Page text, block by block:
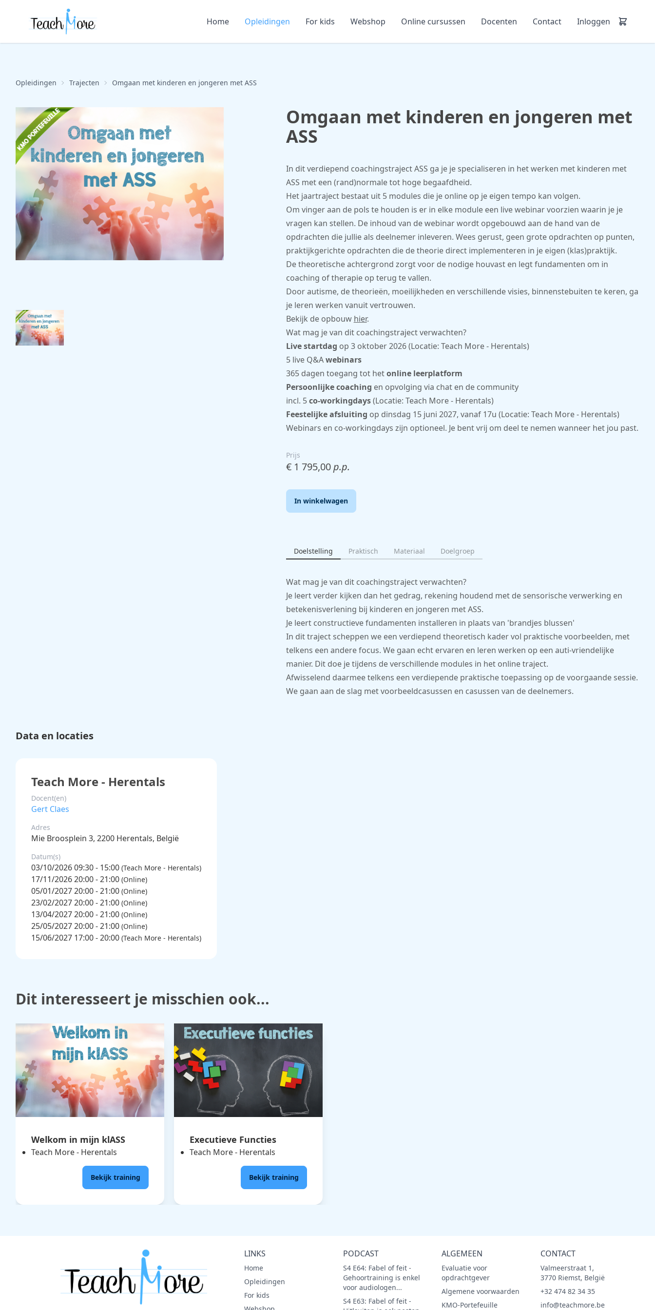
Home Opleidingen For kids Webshop Online cursussen Docenten Contact Inloggen
Opleidingen Trajecten Omgaan met kinderen en jongeren met ASS
Omgaan met kinderen en jongeren met
ASS
In dit verdiepend coachingstraject ASS ga je je specialiseren in het werken met kinderen met
ASS met een (rand)normale tot hoge begaafdheid.
Het jaartraject bestaat uit 5 modules die je online op je eigen tempo kan volgen.
Om vinger aan de pols te houden is er in elke module een live webinar voorzien waarin je je
vragen kan stellen. De inhoud van de webinar wordt opgebouwd aan de hand van de
opdrachten die jullie als deelnemer inleveren. Wees gerust, geen grote opdrachten op punten,
praktijkgerichte opdrachten die de theorie direct implementeren in je eigen (klas)praktijk.
De theoretische achtergrond zorgt voor de nodige houvast en legt fundamenten om in
coaching of therapie op terug te vallen.
Door autisme, de theorieën, moeilijkheden en verschillende visies, binnenstebuiten te keren, ga
je leren werken vanuit vertrouwen.
Bekijk de opbouw hier.
Wat mag je van dit coachingstraject verwachten?
Livestartdag op 3 oktober 2026 (Locatie: Teach More - Herentals)
5 live Q&Awebinars
365 dagen toegang tot hetonline leerplatform
Persoonlijkecoaching en opvolging via chat en de community
incl. 5co-workingdays(Locatie: Teach More - Herentals)
Feestelijke afsluiting op dinsdag 15 juni 2027, vanaf 17u (Locatie: Teach More - Herentals)
Webinars en co-workingdays zijn optioneel. Je bent vrij om deel te nemen wanneer het jou past.
Prijs
€ 1 795,00p.p.
In winkelwagen
Doelstelling Praktisch Materiaal Doelgroep
Wat mag je van dit coachingstraject verwachten?
Je leert verder kijken dan het gedrag, rekening houdend met de sensorische verwerking en
betekenisverlening bij kinderen en jongeren met ASS.
Je leert constructieve fundamenten installeren in plaats van 'brandjes blussen'
In dit traject scheppen we een verdiepend theoretisch kader vol praktische voorbeelden, met
telkens een andere focus. We gaan echt ervaren en leren werken op een auti-vriendelijke
manier. Dit doe je tijdens de verschillende modules in het online traject.
Afwisselend daarmee telkens een verdiepende praktische toepassing op de voorgaande sessie.
We gaan aan de slag met voorbeeldcasussen en casussen van de deelnemers.
Data en locaties
Teach More - Herentals
Docent(en)
Gert Claes
Adres
Mie Broosplein 3, 2200 Herentals, België
Datum(s)
03/10/2026 09:30 - 15:00 (Teach More - Herentals)
17/11/2026 20:00 - 21:00 (Online)
05/01/2027 20:00 - 21:00 (Online)
23/02/2027 20:00 - 21:00 (Online)
13/04/2027 20:00 - 21:00 (Online)
25/05/2027 20:00 - 21:00 (Online)
15/06/2027 17:00 - 20:00 (Teach More - Herentals)
Dit interesseert je misschien ook...
Welkom in mijn klASS
Teach More - Herentals
Bekijk training
Executieve Functies
Teach More - Herentals
Bekijk training
LINKS
Home
Opleidingen
For kids
PODCAST
S4 E64: Fabel of feit -
Gehoortraining is enkel
voor audiologen...
S4 E63: Fabel of feit -
ALGEMEEN
Evaluatie voor
opdrachtgever
Algemene voorwaarden
KMO-Portefeuille
CONTACT
Valmeerstraat 1,
3770 Riemst, België
+32 474 82 34 35
info@teachmore.be